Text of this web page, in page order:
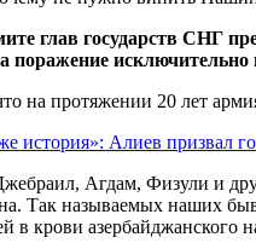
глав государств СНГ
поражение
на протяжении 20 лет
история»: Алиев призвал
Агдам, Физули и
Так называемых наших
в крови азербайджанского